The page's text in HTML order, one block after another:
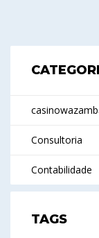
Consultoria
Contabilidade
TAGS